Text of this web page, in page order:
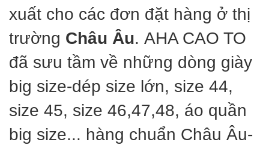
xuất cho các đơn đặt hàng ở thị
trường Châu Âu. AHA CAO TO
đã sưu tầm về những dòng giày
big size-dép size lớn, size 44,
size 45, size 46,47,48, áo quần
big size... hàng chuẩn Châu Âu-